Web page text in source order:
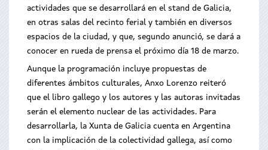
actividades que se desarrollará en el stand de Galicia,
en otras salas del recinto ferial y también en diversos
espacios de la ciudad, y que, segundo anunció, se dará a
conocer en rueda de prensa el próximo día 18 de marzo.
Aunque la programación incluye propuestas de
diferentes ámbitos culturales, Anxo Lorenzo reiteró
que el libro gallego y los autores y las autoras invitadas
serán el elemento nuclear de las actividades. Para
desarrollarla, la Xunta de Galicia cuenta en Argentina
con la implicación de la colectividad gallega, así como